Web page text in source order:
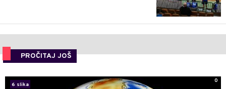
PROČITAJ JOŠ
6 slika
0